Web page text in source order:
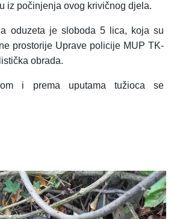
iz počinjenja ovog krivičnog djela.
oduzeta je sloboda 5 l ica, koja su
prostorije Uprave policije MUP TK-
obrada.
i prema uputama tužioca se